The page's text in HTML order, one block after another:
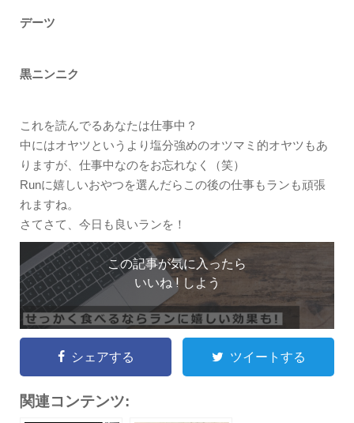
デーツ
黒ニンニク
これを読んでるあなたは仕事中？
中にはオヤツというより塩分強めのオツマミ的オヤツもあ
りますが、仕事中なのをお忘れなく（笑）
Runに嬉しいおやつを選んだらこの後の仕事もランも頑張
れますね。
さてさて、今日も良いランを！
この記事が気に入ったら
いいね ! しよう
シェアする ツイートする
関連コンテンツ: